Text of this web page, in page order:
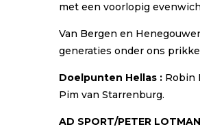
met een voorlopig
Van Bergen en
generaties onder ons
Doelpunten Hellas :Robin
Pim van Starrenburg.
AD SPORT/PETER LOTMAN